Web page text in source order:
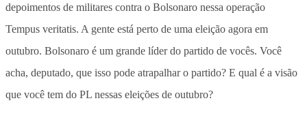
depoimentos de militares contra o Bolsonaro nessa operação
Tempus veritatis. A gente está perto de uma eleição agora em
outubro. Bolsonaro é um grande líder do partido de vocês. Você
acha, deputado, que isso pode atrapalhar o partido? E qual é a visão
que você tem do PL nessas eleições de outubro?